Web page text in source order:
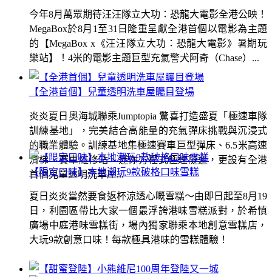
【全港首個】兒童透明洗車屋矚目登場
炎炎夏日奧海城聯乘Jumptopia 驚喜打造盛夏「極速車隊
訓練基地」，完美結合高能量的充氣彈床挑戰與沉浸式
的職業體驗。訓練基地集極速賽車巨型彈床、6.5米高速
滑梯、賽車維修站、迷你方程式極速隧道，更設有全港
首個兒童透明洗車屋...
今年8月萬眾期待汪汪隊立大功：恐龍大電影全港公映！
MegaBox於8月1至31日隆重呈獻全港首個以電影為主題
的【MegaBox x《汪汪隊立大功：恐龍大電影》暑期玩
樂站】！4米的電影主題巨型充氣警犬阿奇（Chase）...
【限定口味】本地潮玩9款破格口味雪糕
夏日炎炎當然要食返杯涼透心嘅雪糕～由即日起至8月19
日，利園區帶比大家一個最浮誇港味雪糕派對，於希慎
廣場中庭港味雪糕街，場內獨家聯乘本地創意雪糕店，
大玩9款創意口味！每款極具港味的雪糕體驗！